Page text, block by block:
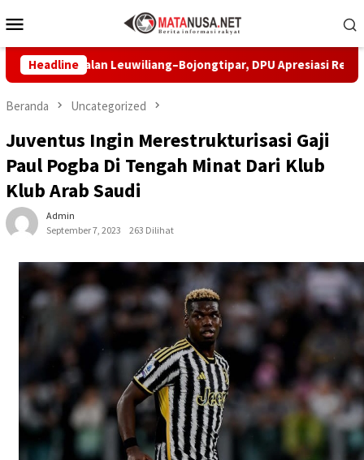
ke
Mobile
Headline
Jalan Leuwiliang–Bojongtipar, DPU Apresiasi Respons
Beranda Uncategorized
Juventus Ingin Merestrukturisasi Gaji
Paul Pogba Di Tengah Minat Dari Klub
Klub Arab Saudi
Admin
September 7, 2023
263 Dilihat